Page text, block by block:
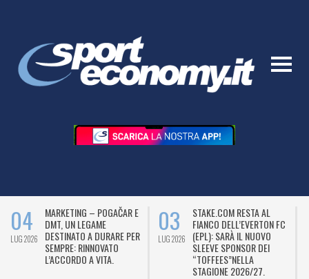
04
LUG 2026
MARKETING – POGAČAR E
DMT, UN LEGAME
DESTINATO A DURARE PER
SEMPRE: RINNOVATO
L’ACCORDO A VITA.
03
LUG 2026
STAKE.COM RESTA AL
FIANCO DELL’EVERTON FC
(EPL): SARÀ IL NUOVO
SLEEVE SPONSOR DEI
“TOFFEES”NELLA
STAGIONE 2026/27.